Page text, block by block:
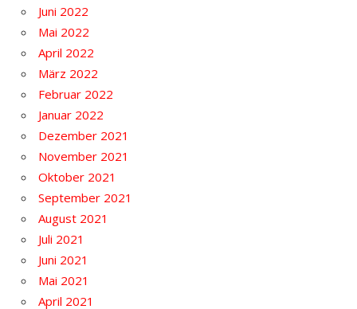
Juni 2022
Mai 2022
April 2022
März 2022
Februar 2022
Januar 2022
Dezember 2021
November 2021
Oktober 2021
September 2021
August 2021
Juli 2021
Juni 2021
Mai 2021
April 2021